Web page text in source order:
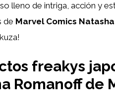
lleno de intriga, acción y
de Marvel Comics
freakys
Romanoff de